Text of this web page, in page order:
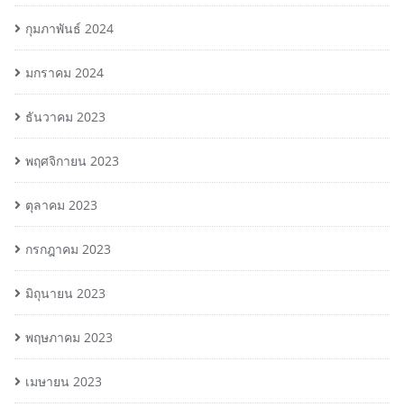
กุมภาพันธ์ 2024
มกราคม 2024
ธันวาคม 2023
พฤศจิกายน 2023
ตุลาคม 2023
กรกฎาคม 2023
มิถุนายน 2023
พฤษภาคม 2023
เมษายน 2023